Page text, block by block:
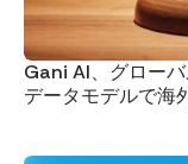
Gani AI、グロー
データモデルで海